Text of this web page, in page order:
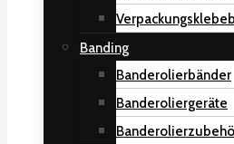
Banding
Banderolierbänder
Banderoliergeräte